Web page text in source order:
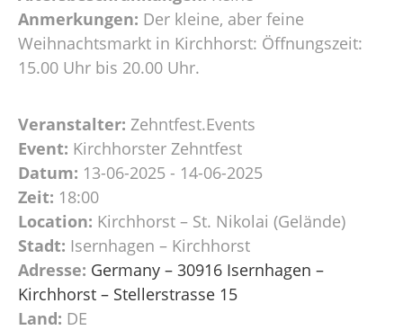
Anmerkungen: Der kleine, aber feine
Weihnachtsmarkt in Kirchhorst: Öffnungszeit:
15.00 Uhr bis 20.00 Uhr.
Veranstalter: Zehntfest.Events
Event: Kirchhorster Zehntfest
Datum: 13-06-2025 - 14-06-2025
Zeit: 18:00
Location: Kirchhorst – St. Nikolai (Gelände)
Stadt: Isernhagen – Kirchhorst
Adresse: Germany – 30916 Isernhagen –
Kirchhorst – Stellerstrasse 15
Land: DE